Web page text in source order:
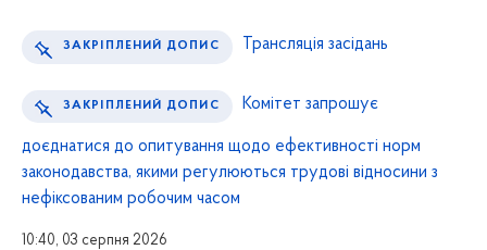
ЗАКРІПЛЕНИЙ ДОПИС Трансляція засідань
ЗАКРІПЛЕНИЙ ДОПИС Комітет запрошує
доєднатися до опитування щодо ефективності норм
законодавства, якими регулюються трудові відносини з
нефіксованим робочим часом
10:40, 03 серпня 2026